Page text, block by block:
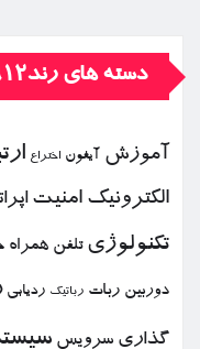
دسته های رند912
آموزش آیفون اختراع
الكترونیك امنیت
تكنولوژی تلفن همراه
دوربین ربات رباتیك ردیابی
گذاری سرویس